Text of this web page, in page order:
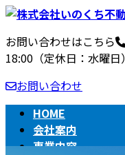
コ
テ
ン
ツ
へ
ッ
ナ
ゲ
ー
シ
ョ
移
お問い合わせはこちら
18:00（定休日：水曜日）
お問い合わせ
HOME
会社案内
事業内容